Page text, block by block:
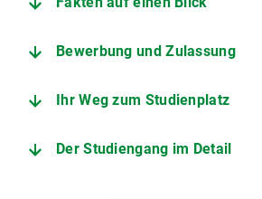
Bewerbung und Zulassung
Ihr Weg zum Studienplatz
Der Studiengang im Detail